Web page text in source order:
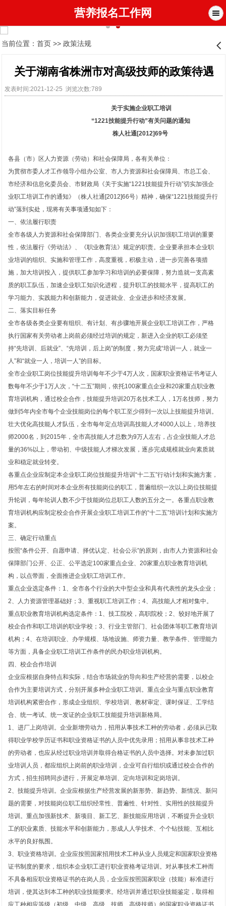
营养报名工作网
1 2
当前位置： 首页>> 政策法规 󰊒
关于湖南省株洲市对高级技师的政策待遇
发表时间:2021-12-25 浏览次数:789
关于实施企业职工培训
“1221技能提升行动”有关问题的通知
株人社通[2012]69号
各县（市）区人力资源（劳动）和社会保障局，各有关单位：
为贯彻市委人才工作领导小组办公室、市人力资源和社会保障局、市总工会、
市经济和信息化委员会、市财政局《关于实施“1221技能提升行动”切实加强企
业职工培训工作的通知》（株人社通[2012]66号）精神，确保“1221技能提升行
动”落到实处，现将有关事项通知如下：
一、依法履行职责
全市各级人力资源和社会保障部门、各类企业要充分认识加强职工培训的重要
性，依法履行《劳动法》、《职业教育法》规定的职责。企业要承担本企业职
业培训的组织、实施和管理工作，高度重视，积极主动，进一步完善各项措
施，加大培训投入，提供职工参加学习和培训的必要保障，努力造就一支高素
质的职工队伍，加速企业职工知识化进程，提升职工的技能水平，提高职工的
学习能力、实践能力和创新能力，促进就业、企业进步和经济发展。
二、落实目标任务
全市各级各类企业要有组织、有计划、有步骤地开展企业职工培训工作，严格
执行国家有关劳动者上岗前必须经过培训的规定，新进入企业的职工必须坚
持“先培训、后就业”、“先培训，后上岗”的制度，努力完成“培训一人，就业一
人”和“就业一人，培训一人”的目标。
全市企业职工岗位技能提升培训每年不少于4万人次，国家职业资格证书考证人
数每年不少于1万人次，“十二五”期间，依托100家重点企业和20家重点职业教
育培训机构，通过校企合作，技能提升培训20万名技术工人，1万名技师，努力
做到5年内全市每个企业技能岗位的每个职工至少得到一次以上技能提升培训。
壮大优化高技能人才队伍，全市每年定点培训高技能人才4000人以上，培养技
师2000名，到2015年，全市高技能人才总数为9万人左右，占企业技能人才总
量的36%以上，带动初、中级技能人才梯次发展，逐步完成规模就业向素质就
业和稳定就业转变。
各重点企业应制定本企业职工岗位技能提升培训“十二五”行动计划和实施方案，
用5年左右的时间对本企业所有技能岗位的职工，普遍组织一次以上岗位技能提
升轮训，每年轮训人数不少于技能岗位总职工人数的五分之一。各重点职业教
育培训机构应制定校企合作开展企业职工培训工作的“十二五”培训计划和实施方
案。
三、确定行动重点
按照“条件公开、自愿申请、择优认定、社会公示”的原则，由市人力资源和社会
保障部门公开、公正、公平选定100家重点企业、20家重点职业教育培训机
构，以点带面，全面推进企业职工培训工作。
重点企业选定条件：1、全市各个行业的大中型企业和具有代表性的龙头企业；
2、人力资源管理基础好；3、重视职工培训工作；4、高技能人才相对集中。
重点职业教育培训机构选定条件：1、技工院校，高职院校；2、较好地开展了
校企合作和职工培训的职业学校；3、行业主管部门、社会团体等职工教育培训
机构；4、在培训职业、办学规模、场地设施、师资力量、教学条件、管理能力
等方面，具备企业职工培训工作条件的民办职业培训机构。
四、校企合作培训
企业应根据自身特点和实际，结合市场就业的导向和生产经营的需要，以校企
合作为主要培训方式，分别开展多种企业职工培训。重点企业与重点职业教育
培训机构紧密合作，形成企业组织、学校培训、教材审定、课时保证、工学结
合、统一考试、统一发证的企业职工技能提升培训新格局。
1、进厂上岗培训。企业新增劳动力，招用从事技术工种的劳动者，必须从已取
得职业学校学历证书和职业资格证书的人员中优先录用；招用从事非技术工种
的劳动者，也应从经过职业培训并取得合格证书的人员中选择。对未参加过职
业培训人员，都应组织上岗前的职业培训，企业可自行组织或通过校企合作的
方式，招生招聘同步进行，开展定单培训、定向培训和定岗培训。
2、技能提升培训。企业应根据生产经营发展的新形势、新趋势、新情况、新问
题的需要，对技能岗位职工组织经常性、普遍性、针对性、实用性的技能提升
培训。重点加强新技术、新项目、新工艺、新技能应用培训，不断提升企业职
工的职业素质、技能水平和创新能力，形成人人学技术、个个钻技能、互相比
水平的良好氛围。
3、职业资格培训。企业应按照国家招用技术工种从业人员规定和国家职业资格
证书制度的要求，组织本企业职工进行职业资格考证培训。对从事技术工种而
不具备相应职业资格证书的在岗人员，企业应按照国家职业（技能）标准进行
培训，使其达到本工种的职业技能要求。经培训并通过职业技能鉴定，取得相
应工种相应等级（初级、中级、高级、技师、高级技师）的国家职业资格证书